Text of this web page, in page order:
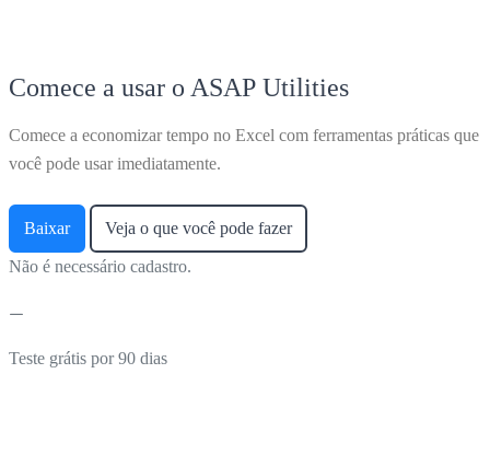
Comece a usar o ASAP Utilities
Comece a economizar tempo no Excel com ferramentas práticas que
você pode usar imediatamente.
Baixar Veja o que você pode fazer
Não é necessário cadastro.
Teste grátis por 90 dias